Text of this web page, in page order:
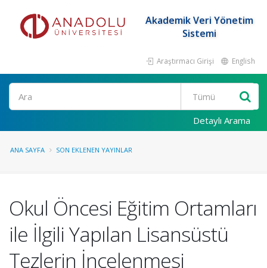
Akademik Veri Yönetim
Sistemi
Araştırmacı Girişi English
Ara
Detaylı Arama
ANA SAYFA SON EKLENEN YAYINLAR
Okul Öncesi Eğitim Ortamları
ile İlgili Yapılan Lisansüstü
Tezlerin İncelenmesi